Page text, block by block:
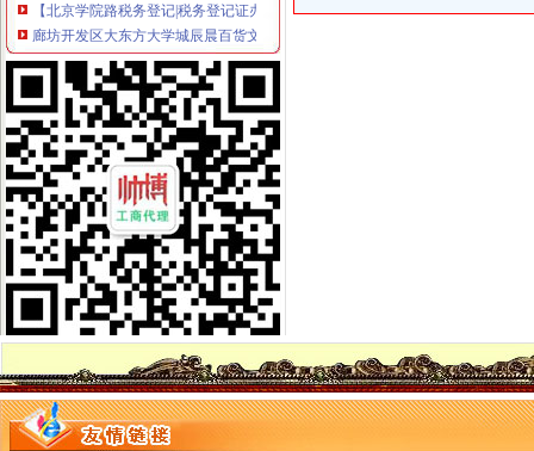
廊坊开发区大东方大学城辰晨百货文化商店丢失税务登记证正副本、
张江复旦大学附近注册公司办执照税务登记找兼职会计陈-上海58同城
大学毕业生干个体优惠政策遭遇冷落·广东地市·广东新闻·南方网
广州大学城营业服务类公司企业如何办理营业执照-广州58同城
孙二娘开店办税务登记证篇_中华会计网校
蓬莱市国税局2015年4月新办税务登记证名单
云南民族大学评估办教学档案柜购置公开招标公告
石家庄市信联货运服务中心丢失发票领购卡、石家庄名都房地产开发有
云南民族大学评估办教学档案柜购置公开招标公告
大学城日用品店.ppt全文-装修装饰-在线文档
长沙安安财务工商代办机构提供工商注册会计做账等服-长沙58同城
上海松江代办营业执照,财务代理,增资,变更等_志趣网
应办未办工商营业执照的纳税人能否办税务登记证
武汉科技大学城市学院附近会计代帐 哪些况需办理变更税务登记
上海代理注册公司食品销售劳务派遣进出口酒类-上海58同城
【深圳龙岗中心城税务登记|税务登记证办理|代理税务登记】-深圳赶集网
【上海奉城税务登记|税务登记证办理|代理税务登记】-上海赶集网
请问淮安大学城这边开宾馆的该如何办理税务登记？-淮安市国家税务